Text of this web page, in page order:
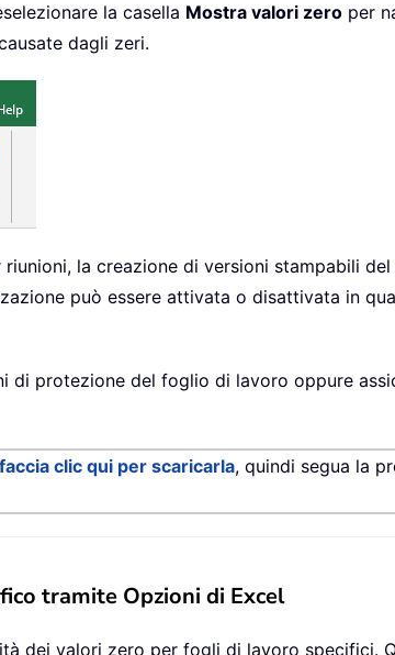
la casella Mostra valori zero per
dagli zeri.
la creazione di versioni stampabili
può essere attivata o disattivata in
di protezione del foglio di lavoro oppure
faccia clic qui per scaricarla, quindi segua la
tramite Opzioni di Excel
dei valori zero per fogli di lavoro specifici.